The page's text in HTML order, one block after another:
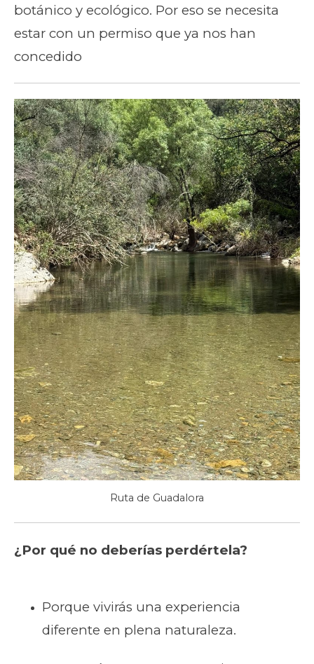
botánico y ecológico. Por eso se necesita
estar con un permiso que ya nos han
concedido
Ruta de Guadalora
¿Por qué no deberías perdértela?
Porque vivirás una experiencia
diferente en plena naturaleza.